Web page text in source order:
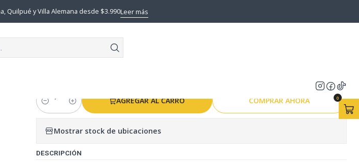
0
Quilpué y Villa Alemana desde $3.990Leer más
Colomba Taumm Acabado Cromado Color Plateado
Llave Monomando Lavatorio Colomba
Cantidad
AGREGAR AL CARRO COMPRAR AHORA
Mostrar stock de ubicaciones
DESCRIPCIÓN